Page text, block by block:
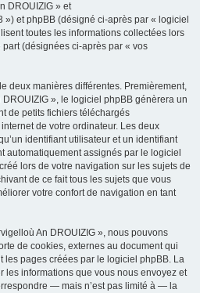
DROUIZIG » et
») et phpBB (désigné ci-après par « logiciel
toutes les informations collectées lors
(désignées ci-après par « vos
deux manières différentes. Premièrement,
», le logiciel phpBB génèrera un
de petits fichiers téléchargés
de votre ordinateur. Les deux
identifiant utilisateur et un identifiant
automatiquement assignés par le logiciel
lors de votre navigation sur les sujets de
de ce fait tous les sujets que vous
votre confort de navigation en tant
An DROUIZIG », nous pouvons
de cookies, externes au document qui
les pages créées par le logiciel phpBB. La
les informations que vous nous envoyez et
— mais n’est pas limité à — la